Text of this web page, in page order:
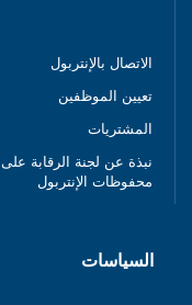
الاتصال بالإنتربول
تعيين الموظفين
المشتريات
نبذة عن لجنة الرقابة على
محفوظات الإنتربول
السياسات